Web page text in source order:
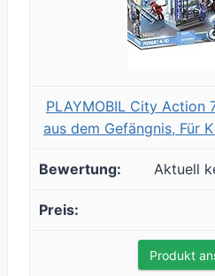
PLAYMOBIL City Action
aus dem Gefängnis, Für
Aktuell
Produkt